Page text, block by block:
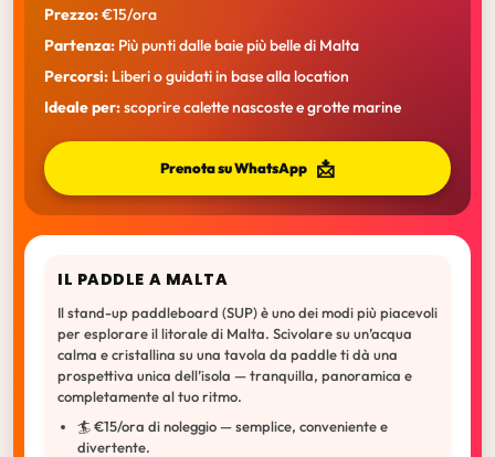
Prezzo:€15/ora
Partenza: Più punti dalle baie più belle di Malta
Percorsi: Liberi o guidati in base alla location
Ideale per:scoprire calette nascoste e grotte marine
Prenota su WhatsApp 📩
IL PADDLE A MALTA
Il stand-up paddleboard (SUP) è uno dei modi più piacevoli
per esplorare il litorale di Malta. Scivolare su un’acqua
calma e cristallina su una tavola da paddle ti dà una
prospettiva unica dell’isola — tranquilla, panoramica e
completamente al tuo ritmo.
🏄 €15/ora di noleggio — semplice, conveniente e
divertente.